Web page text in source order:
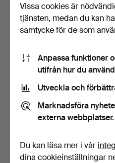
1 bud
32 USD
KALLE ANKA & C:o, nr 8-
1950.
Vissa cookies är
tjänsten, medan du kan
samtycke för de som
Anpassa funktioner
utifrån hur du
Utveckla och
Marknadsföra
externa webbplatser.
Du kan läsa mer i vår
dina cookieinställningar